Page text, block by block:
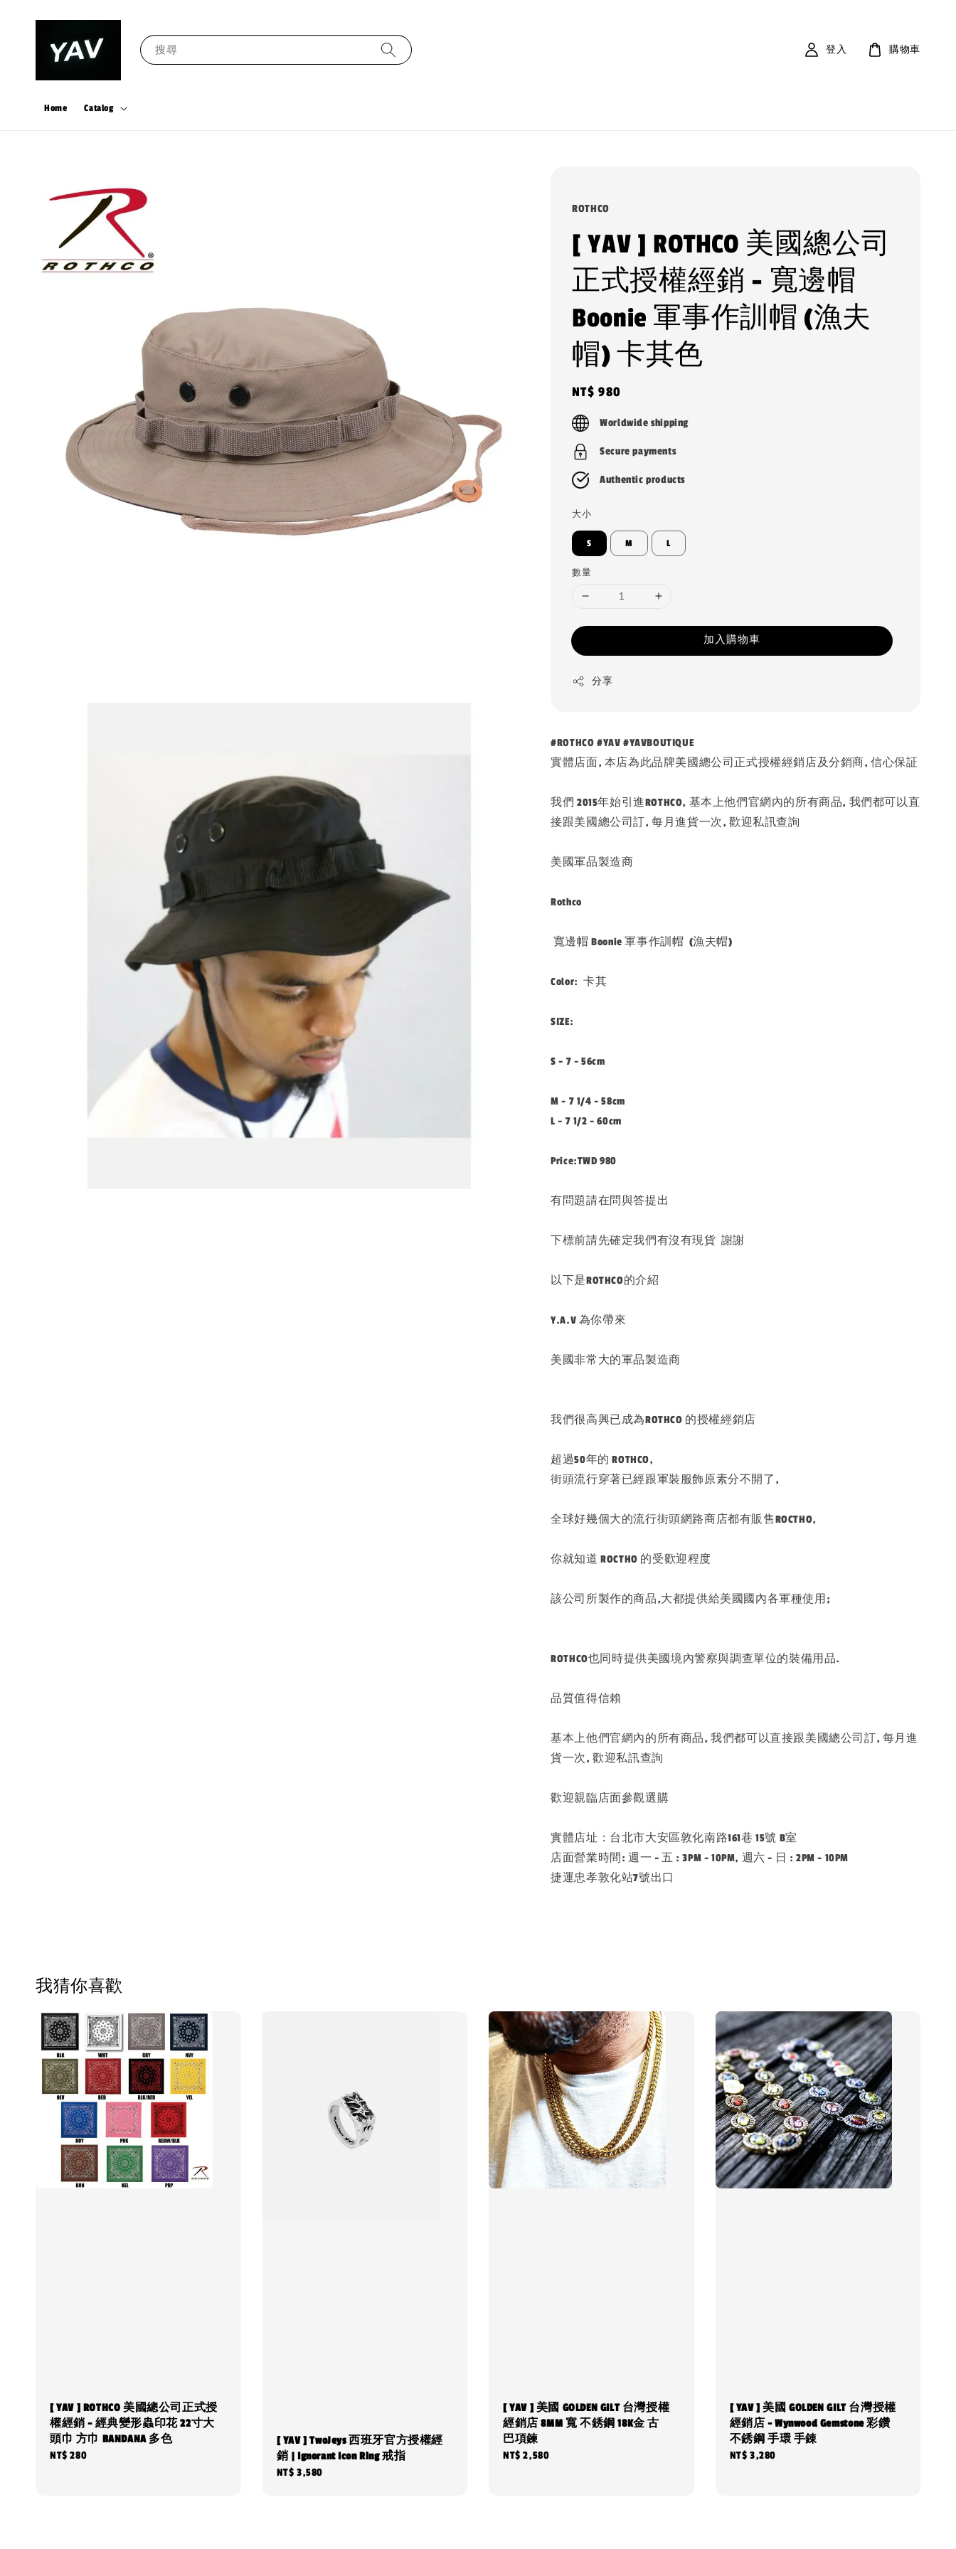
搜尋
Home Catalog
登入 購物車
ROTHCO
[ YAV ] ROTHCO 美國總公司
正式授權經銷 - 寬邊帽
Boonie 軍事作訓帽 (漁夫
帽) 卡其色
Regular
price
NT$ 980
Worldwide shipping
Secure payments
Authentic products
大小
S M L
數量
加入購物車
分享
#ROTHCO #YAV #YAVBOUTIQUE
實體店面, 本店為此品牌美國總公司正式授權經銷店及分銷商, 信心保証
我們 2015年始引進ROTHCO, 基本上他們官網內的所有商品, 我們都可以直
接跟美國總公司訂, 每月進貨一次, 歡迎私訊查詢
美國軍品製造商
Rothco
寬邊帽 Boonie 軍事作訓帽 (漁夫帽)
Color: 卡其
SIZE:
S - 7 - 56cm
M - 7 1/4 - 58cm
L - 7 1/2 - 60cm
Price:TWD 980
有問題請在問與答提出
下標前請先確定我們有沒有現貨 謝謝
以下是ROTHCO的介紹
Y.A.V 為你帶來
美國非常大的軍品製造商
我們很高興已成為ROTHCO 的授權經銷店
超過50年的 ROTHCO,
街頭流行穿著已經跟軍裝服飾原素分不開了,
全球好幾個大的流行街頭網路商店都有販售ROCTHO,
你就知道 ROCTHO 的受歡迎程度
該公司所製作的商品,大都提供給美國國內各軍種使用;
ROTHCO也同時提供美國境內警察與調查單位的裝備用品.
品質值得信賴
基本上他們官網內的所有商品, 我們都可以直接跟美國總公司訂, 每月進
貨一次, 歡迎私訊查詢
歡迎親臨店面參觀選購
實體店址：台北市大安區敦化南路161巷 15號 B室
店面營業時間: 週一 - 五 : 3PM - 10PM, 週六 - 日 : 2PM - 10PM
捷運忠孝敦化站7號出口
我猜你喜歡
[ YAV ] ROTHCO 美國總公司正式授
權經銷 - 經典變形蟲印花 22寸大
頭巾 方巾 BANDANA 多色
Regular
NT$ 280
[ YAV ] TwoJeys 西班牙官方授權經
銷 | Ignorant Icon Ring 戒指
Regular
NT$ 3,580
[ YAV ] 美國 GOLDEN GILT 台灣授權
經銷店 8MM 寬 不銹鋼 18K金 古
巴項鍊
Regular
NT$ 2,580
[ YAV ] 美國 GOLDEN GILT 台灣授權
經銷店 - Wynwood Gemstone 彩鑽
不銹鋼 手環 手錬
Regular
NT$ 3,280